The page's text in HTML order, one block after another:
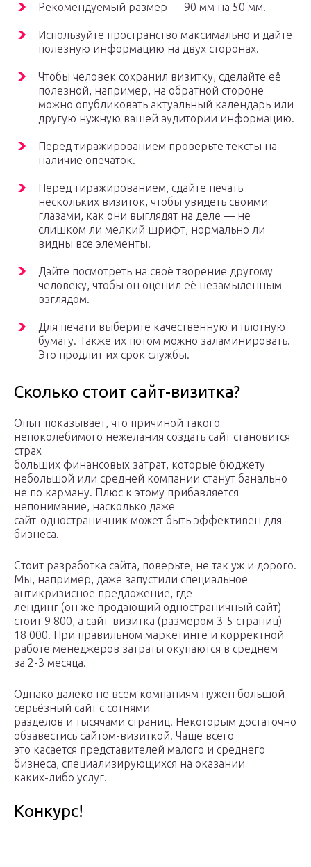
Рекомендуемый размер — 90 мм на 50 мм.
Используйте пространство максимально и дайте
полезную информацию на двух сторонах.
Чтобы человек сохранил визитку, сделайте её
полезной, например, на обратной стороне
можно опубликовать актуальный календарь или
другую нужную вашей аудитории информацию.
Перед тиражированием проверьте тексты на
наличие опечаток.
Перед тиражированием, сдайте печать
нескольких визиток, чтобы увидеть своими
глазами, как они выглядят на деле — не
слишком ли мелкий шрифт, нормально ли
видны все элементы.
Дайте посмотреть на своё творение другому
человеку, чтобы он оценил её незамыленным
взглядом.
Для печати выберите качественную и плотную
бумагу. Также их потом можно заламинировать.
Это продлит их срок службы.
Сколько стоит сайт-визитка?
Опыт показывает, что причиной такого
непоколебимого нежелания создать сайт становится
страх
больших финансовых затрат, которые бюджету
небольшой или средней компании станут банально
не по карману. Плюс к этому прибавляется
непонимание, насколько даже
сайт-одностраничник может быть эффективен для
бизнеса.
Стоит разработка сайта, поверьте, не так уж и дорого.
Мы, например, даже запустили специальное
антикризисное предложение, где
лендинг (он же продающий одностраничный сайт)
стоит 9 800, а сайт-визитка (размером 3-5 страниц)
18 000. При правильном маркетинге и корректной
работе менеджеров затраты окупаются в среднем
за 2-3 месяца.
Однако далеко не всем компаниям нужен большой
серьёзный сайт с сотнями
разделов и тысячами страниц. Некоторым достаточно
обзавестись сайтом-визиткой. Чаще всего
это касается представителей малого и среднего
бизнеса, специализирующихся на оказании
каких-либо услуг.
Конкурс!